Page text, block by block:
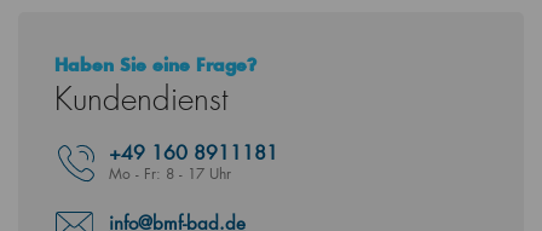
Haben Sie eine Frage?
Kundendienst
+49 160 8911181
Mo - Fr: 8 - 17 Uhr
info@bmf-bad.de